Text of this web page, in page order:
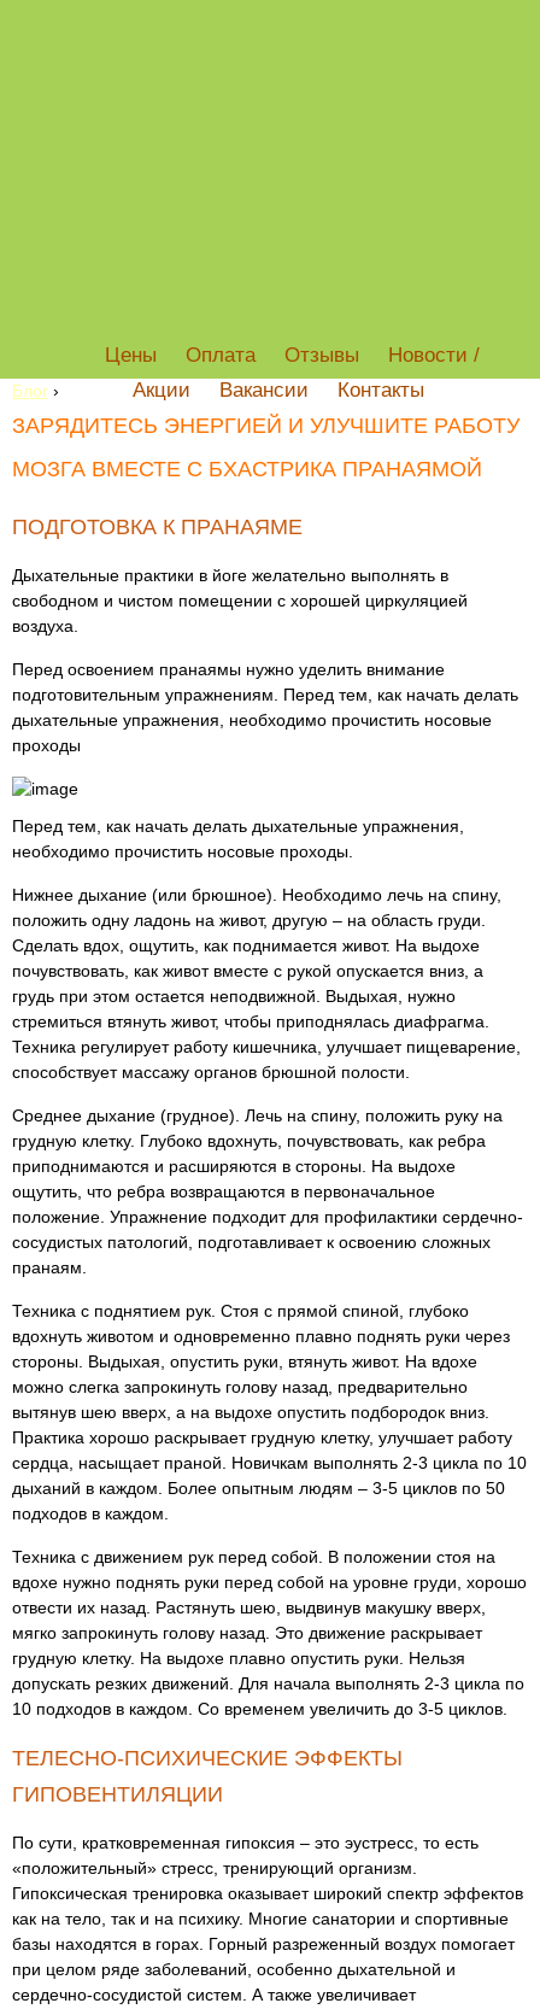
Цены Оплата Отзывы
Новости /
Акции
Вакансии Контакты
Блог ›
ЗАРЯДИТЕСЬ ЭНЕРГИЕЙ И УЛУЧШИТЕ РАБОТУ
МОЗГА ВМЕСТЕ С БХАСТРИКА ПРАНАЯМОЙ
ПОДГОТОВКА К ПРАНАЯМЕ
Дыхательные практики в йоге желательно выполнять в
свободном и чистом помещении с хорошей циркуляцией
воздуха.
Перед освоением пранаямы нужно уделить внимание
подготовительным упражнениям. Перед тем, как начать делать
дыхательные упражнения, необходимо прочистить носовые
проходы
Перед тем, как начать делать дыхательные упражнения,
необходимо прочистить носовые проходы.
Нижнее дыхание (или брюшное). Необходимо лечь на спину,
положить одну ладонь на живот, другую – на область груди.
Сделать вдох, ощутить, как поднимается живот. На выдохе
почувствовать, как живот вместе с рукой опускается вниз, а
грудь при этом остается неподвижной. Выдыхая, нужно
стремиться втянуть живот, чтобы приподнялась диафрагма.
Техника регулирует работу кишечника, улучшает пищеварение,
способствует массажу органов брюшной полости.
Среднее дыхание (грудное). Лечь на спину, положить руку на
грудную клетку. Глубоко вдохнуть, почувствовать, как ребра
приподнимаются и расширяются в стороны. На выдохе
ощутить, что ребра возвращаются в первоначальное
положение. Упражнение подходит для профилактики сердечно-
сосудистых патологий, подготавливает к освоению сложных
пранаям.
Техника с поднятием рук. Стоя c прямой спиной, глубоко
вдохнуть животом и одновременно плавно поднять руки через
стороны. Выдыхая, опустить руки, втянуть живот. На вдохе
можно слегка запрокинуть голову назад, предварительно
вытянув шею вверх, а на выдохе опустить подбородок вниз.
Практика хорошо раскрывает грудную клетку, улучшает работу
сердца, насыщает праной. Новичкам выполнять 2-3 цикла по 10
дыханий в каждом. Более опытным людям – 3-5 циклов по 50
подходов в каждом.
Техника с движением рук перед собой. В положении стоя на
вдохе нужно поднять руки перед собой на уровне груди, хорошо
отвести их назад. Растянуть шею, выдвинув макушку вверх,
мягко запрокинуть голову назад. Это движение раскрывает
грудную клетку. На выдохе плавно опустить руки. Нельзя
допускать резких движений. Для начала выполнять 2-3 цикла по
10 подходов в каждом. Со временем увеличить до 3-5 циклов.
ТЕЛЕСНО-ПСИХИЧЕСКИЕ ЭФФЕКТЫ
ГИПОВЕНТИЛЯЦИИ
По сути, кратковременная гипоксия – это эустресс, то есть
«положительный» стресс, тренирующий организм.
Гипоксическая тренировка оказывает широкий спектр эффектов
как на тело, так и на психику. Многие санатории и спортивные
базы находятся в горах. Горный разреженный воздух помогает
при целом ряде заболеваний, особенно дыхательной и
сердечно-сосудистой систем. А также увеличивает